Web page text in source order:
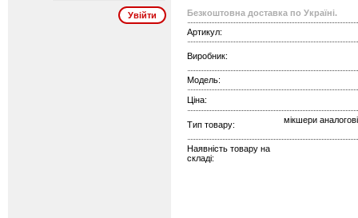
Безкоштовна доставка по Україні.
Артикул:
Виробник:
Модель:
Ціна:
Тип товару: мікшери
Наявність товару на
складі: